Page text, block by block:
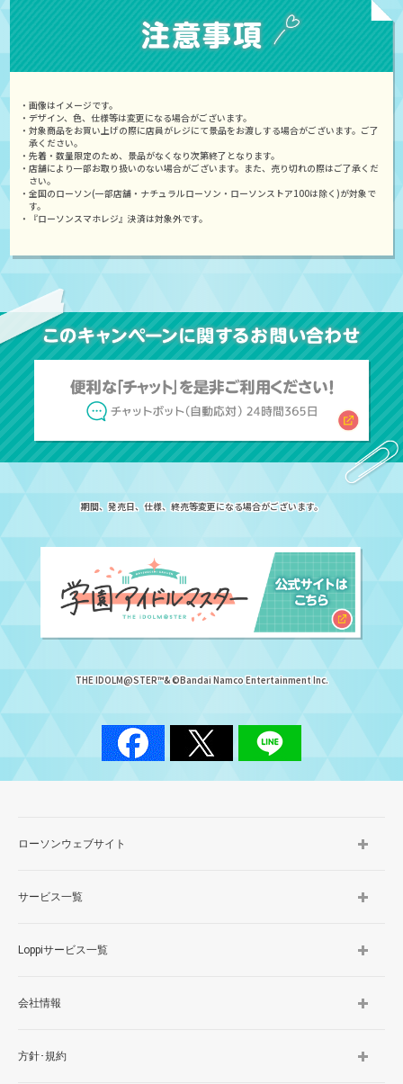
・画像はイメージです。
・デザイン、色、仕様等は変更になる場合がございます。
・対象商品をお買い上げの際に店員がレジにて景品をお渡しする場合がございます。ご了
承ください。
・先着・数量限定のため、景品がなくなり次第終了となります。
・店舗により一部お取り扱いのない場合がございます。また、売り切れの際はご了承くだ
さい。
・全国のローソン(一部店舗・ナチュラルローソン・ローソンストア100は除く)が対象で
す。
・『ローソンスマホレジ』決済は対象外です。
期間、発売日、仕様、終売等変更になる場合がございます。
THE IDOLM@STER™& ©Bandai Namco Entertainment Inc.
ローソンウェブサイト
サービス一覧
Loppiサービス一覧
会社情報
方針･規約